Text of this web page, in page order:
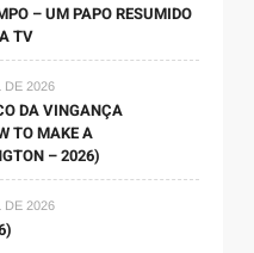
– UM PAPO RESUMIDO
TV
DE 2026
DA VINGANÇA
TO MAKE A
– 2026)
DE 2026